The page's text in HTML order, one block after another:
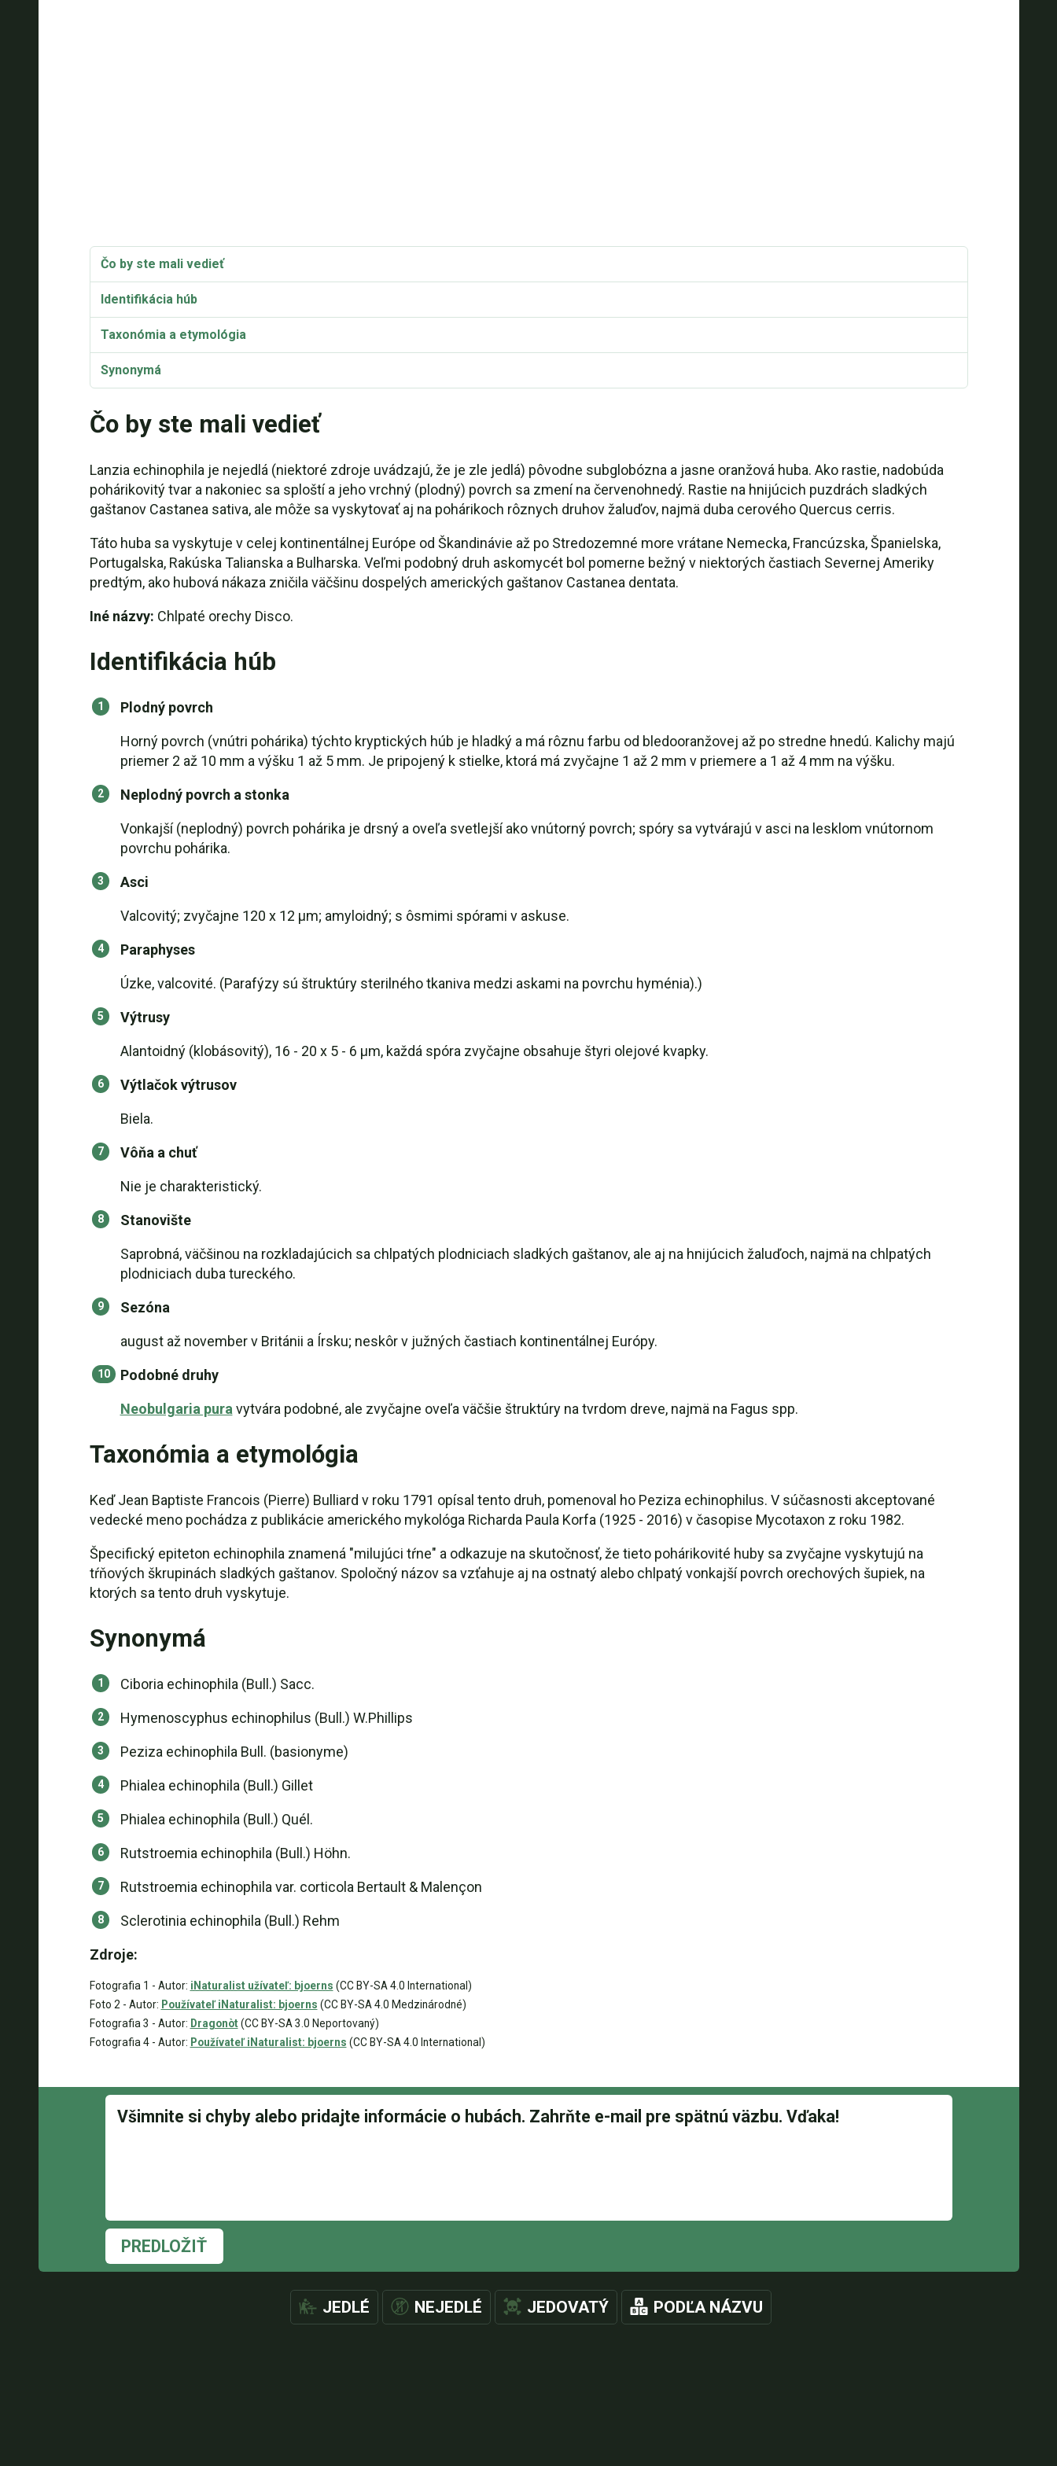
Čo by ste mali vedieť
Identifikácia húb
Taxonómia a etymológia
Synonymá
Čo by ste mali vedieť
Lanzia echinophila je nejedlá (niektoré zdroje uvádzajú, že je zle jedlá) pôvodne subglobózna a jasne oranžová huba. Ako rastie, nadobúda
pohárikovitý tvar a nakoniec sa sploští a jeho vrchný (plodný) povrch sa zmení na červenohnedý. Rastie na hnijúcich puzdrách sladkých
gaštanov Castanea sativa, ale môže sa vyskytovať aj na pohárikoch rôznych druhov žaluďov, najmä duba cerového Quercus cerris.
Táto huba sa vyskytuje v celej kontinentálnej Európe od Škandinávie až po Stredozemné more vrátane Nemecka, Francúzska, Španielska,
Portugalska, Rakúska Talianska a Bulharska. Veľmi podobný druh askomycét bol pomerne bežný v niektorých častiach Severnej Ameriky
predtým, ako hubová nákaza zničila väčšinu dospelých amerických gaštanov Castanea dentata.
Iné názvy: Chlpaté orechy Disco.
Identifikácia húb
Plodný povrch
Horný povrch (vnútri pohárika) týchto kryptických húb je hladký a má rôznu farbu od bledooranžovej až po stredne hnedú. Kalichy majú
priemer 2 až 10 mm a výšku 1 až 5 mm. Je pripojený k stielke, ktorá má zvyčajne 1 až 2 mm v priemere a 1 až 4 mm na výšku.
Neplodný povrch a stonka
Vonkajší (neplodný) povrch pohárika je drsný a oveľa svetlejší ako vnútorný povrch; spóry sa vytvárajú v asci na lesklom vnútornom
povrchu pohárika.
Asci
Valcovitý; zvyčajne 120 x 12 µm; amyloidný; s ôsmimi spórami v askuse.
Paraphyses
Úzke, valcovité. (Parafýzy sú štruktúry sterilného tkaniva medzi askami na povrchu hyménia).)
Výtrusy
Alantoidný (klobásovitý), 16 - 20 x 5 - 6 µm, každá spóra zvyčajne obsahuje štyri olejové kvapky.
Výtlačok výtrusov
Biela.
Vôňa a chuť
Nie je charakteristický.
Stanovište
Saprobná, väčšinou na rozkladajúcich sa chlpatých plodniciach sladkých gaštanov, ale aj na hnijúcich žaluďoch, najmä na chlpatých
plodniciach duba tureckého.
Sezóna
august až november v Británii a Írsku; neskôr v južných častiach kontinentálnej Európy.
Podobné druhy
Neobulgaria pura vytvára podobné, ale zvyčajne oveľa väčšie štruktúry na tvrdom dreve, najmä na Fagus spp.
Taxonómia a etymológia
Keď Jean Baptiste Francois (Pierre) Bulliard v roku 1791 opísal tento druh, pomenoval ho Peziza echinophilus. V súčasnosti akceptované
vedecké meno pochádza z publikácie amerického mykológa Richarda Paula Korfa (1925 - 2016) v časopise Mycotaxon z roku 1982.
Špecifický epiteton echinophila znamená "milujúci tŕne" a odkazuje na skutočnosť, že tieto pohárikovité huby sa zvyčajne vyskytujú na
tŕňových škrupinách sladkých gaštanov. Spoločný názov sa vzťahuje aj na ostnatý alebo chlpatý vonkajší povrch orechových šupiek, na
ktorých sa tento druh vyskytuje.
Synonymá
Ciboria echinophila (Bull.) Sacc.
Hymenoscyphus echinophilus (Bull.) W.Phillips
Peziza echinophila Bull. (basionyme)
Phialea echinophila (Bull.) Gillet
Phialea echinophila (Bull.) Quél.
Rutstroemia echinophila (Bull.) Höhn.
Rutstroemia echinophila var. corticola Bertault & Malençon
Sclerotinia echinophila (Bull.) Rehm
Zdroje:
Fotografia 1 - Autor: iNaturalist užívateľ: bjoerns (CC BY-SA 4.0 International)
Foto 2 - Autor: Používateľ iNaturalist: bjoerns (CC BY-SA 4.0 Medzinárodné)
Fotografia 3 - Autor: Dragonòt(CC BY-SA 3.0 Neportovaný)
Fotografia 4 - Autor: Používateľ iNaturalist: bjoerns (CC BY-SA 4.0 International)
PREDLOŽIŤ
JEDLÉ NEJEDLÉ JEDOVATÝ PODĽA NÁZVU